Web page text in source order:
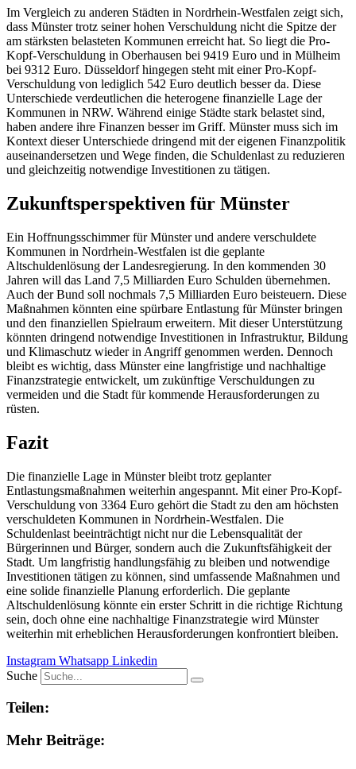
Im Vergleich zu anderen Städten in Nordrhein-Westfalen zeigt sich,
dass Münster trotz seiner hohen Verschuldung nicht die Spitze der
am stärksten belasteten Kommunen erreicht hat. So liegt die Pro-
Kopf-Verschuldung in Oberhausen bei 9419 Euro und in Mülheim
bei 9312 Euro. Düsseldorf hingegen steht mit einer Pro-Kopf-
Verschuldung von lediglich 542 Euro deutlich besser da. Diese
Unterschiede verdeutlichen die heterogene finanzielle Lage der
Kommunen in NRW. Während einige Städte stark belastet sind,
haben andere ihre Finanzen besser im Griff. Münster muss sich im
Kontext dieser Unterschiede dringend mit der eigenen Finanzpolitik
auseinandersetzen und Wege finden, die Schuldenlast zu reduzieren
und gleichzeitig notwendige Investitionen zu tätigen.
Zukunftsperspektiven für Münster
Ein Hoffnungsschimmer für Münster und andere verschuldete
Kommunen in Nordrhein-Westfalen ist die geplante
Altschuldenlösung der Landesregierung. In den kommenden 30
Jahren will das Land 7,5 Milliarden Euro Schulden übernehmen.
Auch der Bund soll nochmals 7,5 Milliarden Euro beisteuern. Diese
Maßnahmen könnten eine spürbare Entlastung für Münster bringen
und den finanziellen Spielraum erweitern. Mit dieser Unterstützung
könnten dringend notwendige Investitionen in Infrastruktur, Bildung
und Klimaschutz wieder in Angriff genommen werden. Dennoch
bleibt es wichtig, dass Münster eine langfristige und nachhaltige
Finanzstrategie entwickelt, um zukünftige Verschuldungen zu
vermeiden und die Stadt für kommende Herausforderungen zu
rüsten.
Fazit
Die finanzielle Lage in Münster bleibt trotz geplanter
Entlastungsmaßnahmen weiterhin angespannt. Mit einer Pro-Kopf-
Verschuldung von 3364 Euro gehört die Stadt zu den am höchsten
verschuldeten Kommunen in Nordrhein-Westfalen. Die
Schuldenlast beeinträchtigt nicht nur die Lebensqualität der
Bürgerinnen und Bürger, sondern auch die Zukunftsfähigkeit der
Stadt. Um langfristig handlungsfähig zu bleiben und notwendige
Investitionen tätigen zu können, sind umfassende Maßnahmen und
eine solide finanzielle Planung erforderlich. Die geplante
Altschuldenlösung könnte ein erster Schritt in die richtige Richtung
sein, doch ohne eine nachhaltige Finanzstrategie wird Münster
weiterhin mit erheblichen Herausforderungen konfrontiert bleiben.
Instagram Whatsapp Linkedin
Suche
Teilen:
Mehr Beiträge: